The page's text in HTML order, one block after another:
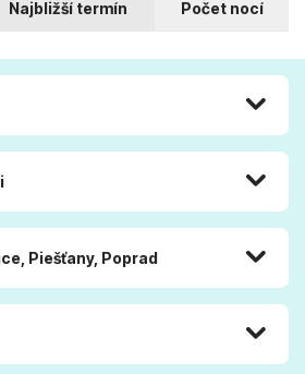
Najbližší termín Počet nocí
Piešťany, Poprad